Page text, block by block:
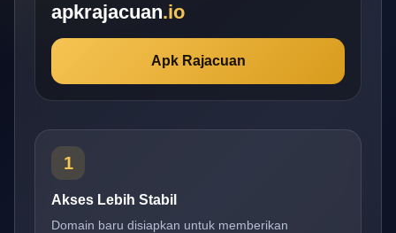
apkrajacuan.io
Apk Rajacuan
1
Akses Lebih Stabil
Domain baru disiapkan untuk memberikan